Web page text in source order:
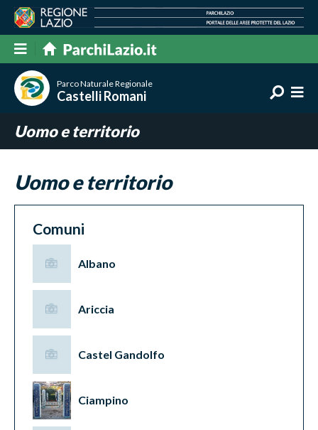
Parco Naturale Regionale
Castelli Romani
Uomo e territorio
Uomo e territorio
Comuni
Albano
Ariccia
Castel Gandolfo
Ciampino